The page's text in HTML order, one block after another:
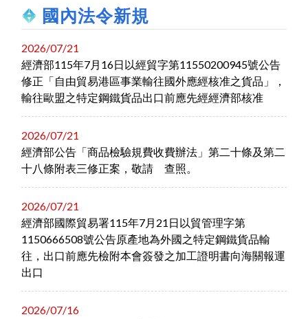
國內法令新規
2026/07/21
經濟部115年7月16日以經貿字第11550200945號公告
修正「自由貿易港區事業輸往國外應經核准之貨品」，
輸往歐盟之特定鋼鐵貨品出口前應先經經濟部核准
2026/07/21
經濟部公告「商品檢驗規費收費辦法」第二十條及第二
十八條附表三修正案，敬請 查照。
2026/07/21
經濟部國際貿易署115年7月21日以貿管理字第
1150666508號公告原產地為外國之特定鋼鐵貨品輸
往，出口前應先檢附本會簽發之加工證明書向海關報運
出口
2026/07/16